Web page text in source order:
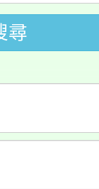
結果(
學推廣
分析基
導中心
、社會
。
辦理
音徵選
動海報
學生
觀特色
」
尋